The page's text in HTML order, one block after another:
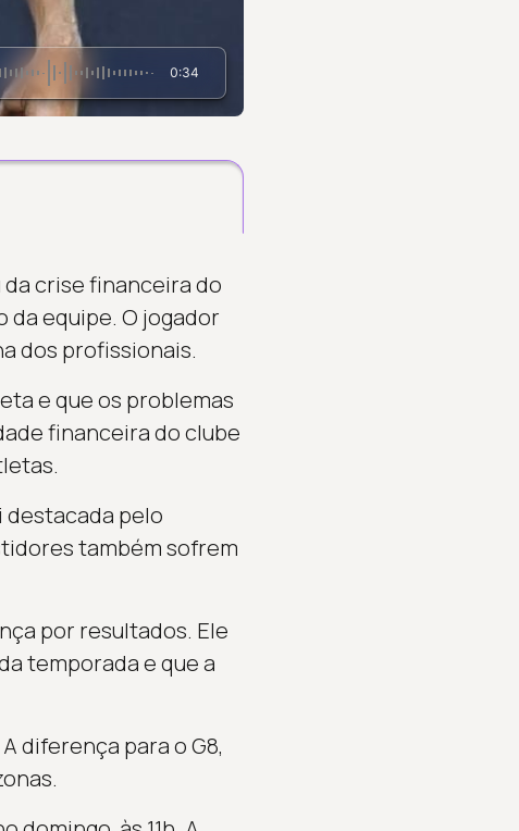
0:34
crise financeira do
da equipe. O jogador
dos profissionais.
e que os problemas
financeira do clube
destacada pelo
também sofrem
por resultados. Ele
temporada e que a
diferença para o G8,